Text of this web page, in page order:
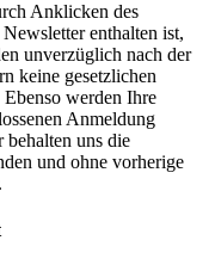
Anklicken des
enthalten ist,
unverzüglich nach der
keine gesetzlichen
werden Ihre
Anmeldung
uns die
und ohne vorherige